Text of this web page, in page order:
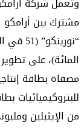
المائة)، على
من الإيثيلين